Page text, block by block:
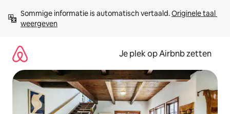
direct
naar
Sommige informatie is automatisch vertaald. Originele taal
weergeven
Je plek op Airbnb zetten